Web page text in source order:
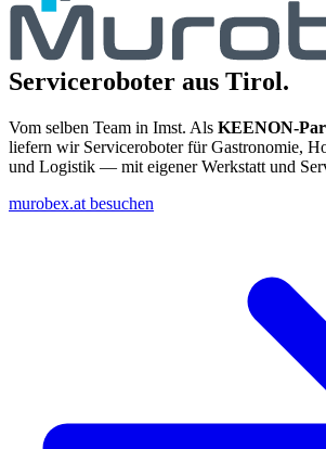
Serviceroboter aus Tirol.
Vom selben Team in Imst. Als KEENON-
liefern wir Serviceroboter für Gastronomie,
und Logistik — mit eigener Werkstatt und
murobex.at besuchen